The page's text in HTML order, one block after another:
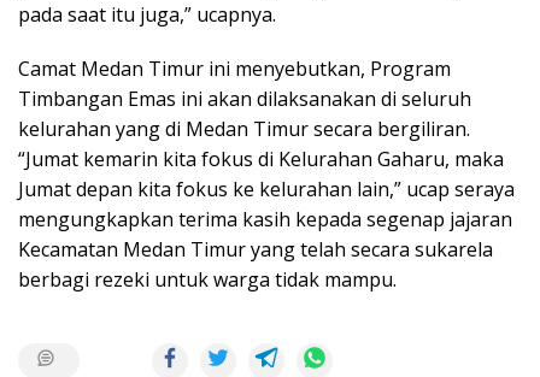
pada saat itu juga,” ucapnya.
Camat Medan Timur ini menyebutkan, Program
Timbangan Emas ini akan dilaksanakan di seluruh
kelurahan yang di Medan Timur secara bergiliran.
“Jumat kemarin kita fokus di Kelurahan Gaharu, maka
Jumat depan kita fokus ke kelurahan lain,” ucap seraya
mengungkapkan terima kasih kepada segenap jajaran
Kecamatan Medan Timur yang telah secara sukarela
berbagi rezeki untuk warga tidak mampu.